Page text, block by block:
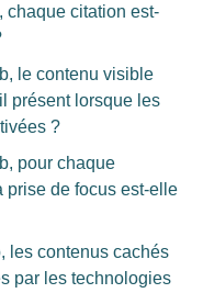
chaque citation est-
le contenu visible
présent lorsque les
?
pour chaque
prise de focus est-elle
les contenus cachés
par les technologies